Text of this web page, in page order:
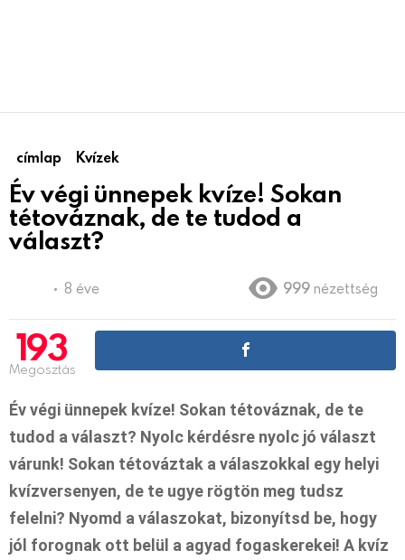
címlap Kvízek
Év végi ünnepek kvíze! Sokan
tétováznak, de te tudod a
választ?
8 éve 999 nézettség
193
Megosztás
Év végi ünnepek kvíze! Sokan tétováznak, de te
tudod a választ? Nyolc kérdésre nyolc jó választ
várunk! Sokan tétováztak a válaszokkal egy helyi
kvízversenyen, de te ugye rögtön meg tudsz
felelni? Nyomd a válaszokat, bizonyítsd be, hogy
jól forognak ott belül a agyad fogaskerekei! A kvíz